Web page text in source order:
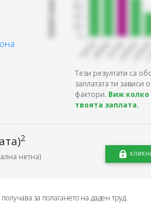
Тези резултати са
заплатата ти зависи
фактори. Виж колко
твоята заплата.
2
нетна)
за полагането на даден труд.